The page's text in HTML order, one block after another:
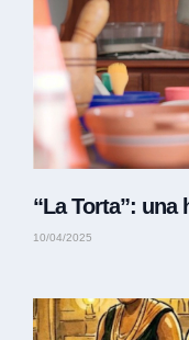
“La Torta”:
10/04/2025